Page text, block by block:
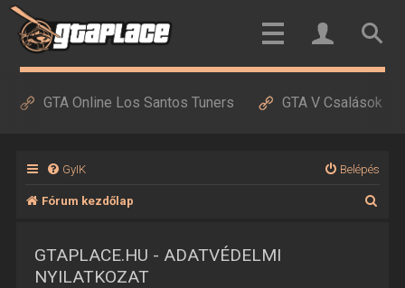
GTA Online Los Santos Tuners GTA V Csalások
GyIK Belépés
Fórum kezdőlap
GTAPLACE.HU - ADATVÉDELMI
NYILATKOZAT